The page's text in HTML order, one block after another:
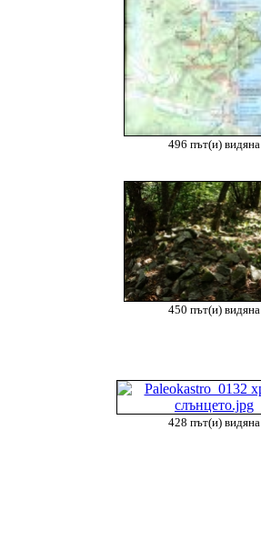
496 път(и) видяна
450 път(и) видяна
428 път(и) видяна